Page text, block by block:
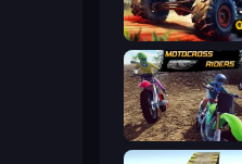
Offroad Island
MotoCross Riders